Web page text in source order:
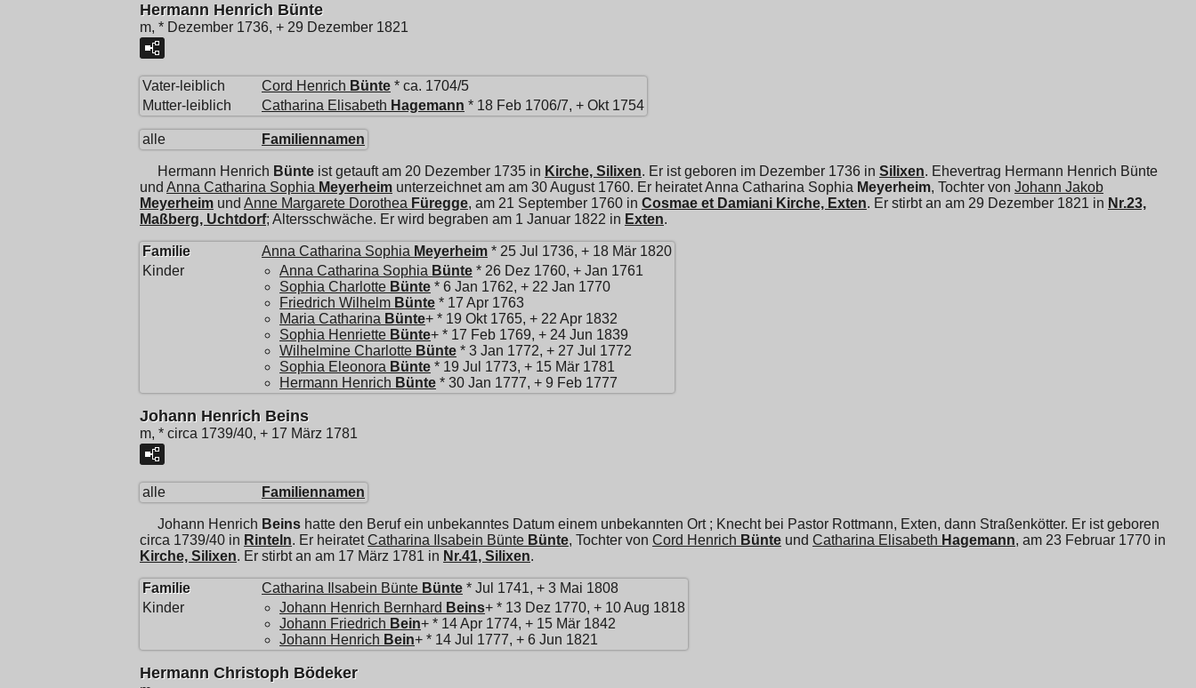
Hermann Henrich Bünte
m, * Dezember 1736, + 29 Dezember 1821
Vater-leiblich Cord Henrich Bünte * ca. 1704/5
Mutter-leiblich
Catharina Elisabeth Hagemann * 18 Feb 1706/7, + Okt 1754
alle Familiennamen
Hermann Henrich Bünte ist getauft am 20 Dezember 1735 in Kirche, Silixen. Er ist geboren im Dezember 1736 in Silixen. Ehevertrag Hermann Henrich Bünte
und Anna Catharina Sophia Meyerheim unterzeichnet am am 30 August 1760. Er heiratetAnna Catharina Sophia Meyerheim, Tochter von Johann Jakob
Meyerheim und Anne Margarete Dorothea Füregge, am 21 September 1760 in Cosmae et Damiani Kirche, Exten. Er stirbt an am 29 Dezember 1821 in Nr.23,
Maßberg, Uchtdorf; Altersschwäche. Er wird begraben am 1 Januar 1822 in Exten.
Familie Anna Catharina Sophia Meyerheim * 25 Jul 1736, + 18 Mär 1820
Kinder
Anna Catharina Sophia Bünte * 26 Dez 1760, + Jan 1761
Sophia Charlotte Bünte * 6 Jan 1762, + 22 Jan 1770
Friedrich Wilhelm Bünte * 17 Apr 1763
Maria Catharina Bünte+ * 19 Okt 1765, + 22 Apr 1832
Sophia Henriette Bünte+ * 17 Feb 1769, + 24 Jun 1839
Wilhelmine Charlotte Bünte * 3 Jan 1772, + 27 Jul 1772
Sophia Eleonora Bünte * 19 Jul 1773, + 15 Mär 1781
Hermann Henrich Bünte * 30 Jan 1777, + 9 Feb 1777
Johann Henrich Beins
m, * circa 1739/40, + 17 März 1781
alle Familiennamen
Johann Henrich Beins hatte den Beruf ein unbekanntes Datum einem unbekannten Ort ; Knecht bei Pastor Rottmann, Exten, dann Straßenkötter. Er ist geboren
circa 1739/40 in Rinteln. Er heiratetCatharina Ilsabein Bünte Bünte, Tochter von Cord Henrich Bünte und Catharina Elisabeth Hagemann, am 23 Februar 1770 in
Kirche, Silixen. Er stirbt an am 17 März 1781 in Nr.41, Silixen.
Familie Catharina Ilsabein Bünte Bünte * Jul 1741, + 3 Mai 1808
Kinder
Johann Henrich Bernhard Beins+ * 13 Dez 1770, + 10 Aug 1818
Johann Friedrich Bein+ * 14 Apr 1774, + 15 Mär 1842
Johann Henrich Bein+ * 14 Jul 1777, + 6 Jun 1821
Hermann Christoph Bödeker